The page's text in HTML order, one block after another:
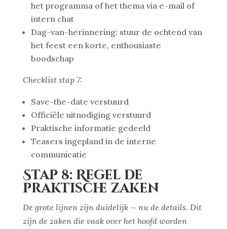
het programma of het thema via e-mail of
intern chat
Dag-van-herinnering: stuur de ochtend van
het feest een korte, enthousiaste
boodschap
Checklist stap 7:
Save-the-date verstuurd
Officiële uitnodiging verstuurd
Praktische informatie gedeeld
Teasers ingepland in de interne
communicatie
Stap 8: Regel de
praktische zaken
De grote lijnen zijn duidelijk — nu de details. Dit
zijn de zaken die vaak over het hoofd worden